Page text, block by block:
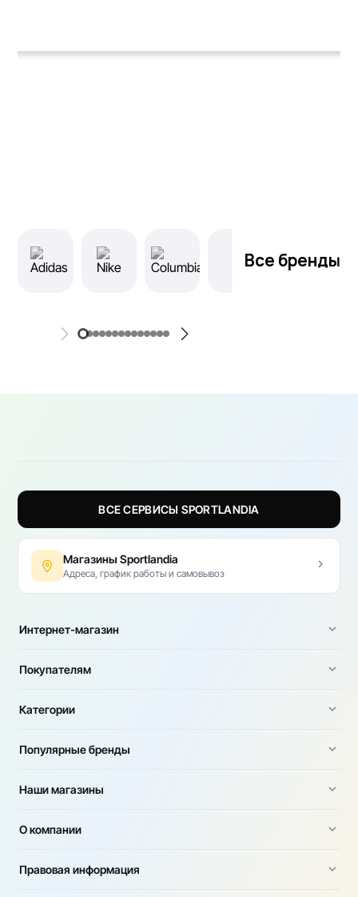
Все бренды
ВСЕ СЕРВИСЫ SPORTLANDIA
Магазины Sportlandia
Адреса, график работы и самовывоз
Интернет-магазин
Покупателям
Категории
Популярные бренды
Наши магазины
О компании
Правовая информация